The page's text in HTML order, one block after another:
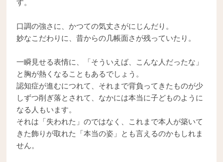
口調の強さに、かつての気丈さがにじんだり。
妙なこだわりに、昔からの几帳面さが残っていたり。
一瞬見せる表情に、「そういえば、こんな人だったな」
と胸が熱くなることもあるでしょう。
認知症が進むにつれて、それまで背負ってきたものが少
しずつ削ぎ落とされて、なかには本当に子どものように
なる人もいます。
それは「失われた」のではなく、これまで本人が築いて
きた飾りが取れた「本当の姿」とも言えるのかもしれま
せん。